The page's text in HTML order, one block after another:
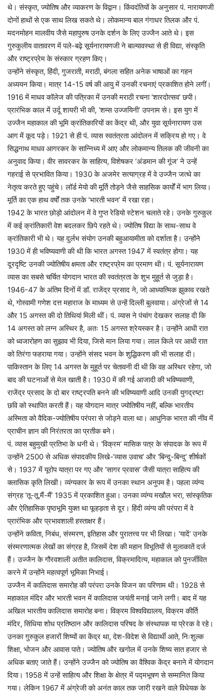
थे। संस्कृत, ज्योतिष और व्याकरण के विद्वान। किंवदंतियों के अनुसार पं. नारायणजी
दोनों हाथों से एक साथ लिख सकते थे। लोकमान्य बाल गंगाधर तिलक और पं.
मदनमोहन मालवीय जैसे महापुरुष उनके दर्शन के लिए उज्जैन आते थे। इस
गुरुकुलीय वातावरण में पले-बढ़े सूर्यनारायणजी ने बाल्यावस्था से ही विद्या, संस्कृति
और राष्ट्रप्रेम के संस्कार ग्रहण किए।
उन्होंने संस्कृत, हिंदी, गुजराती, मराठी, बंगला सहित अनेक भाषाओं का गहन
अध्ययन किया। मात्र 14-15 वर्ष की आयु में उनकी रचनाएं प्रकाशित होने लगीं।
1916 में माधव कॉलेज की पत्रिका में उनकी मराठी रचना ‘शारदोत्सव’ छपी।
प्रारंभिक काल में उर्दू शायरी भी की, ‘शम्स उज्जयिनी’ उपनाम से। इस युग में
उज्जैन महाकाल की भूमि क्रांतिकारियों का केंद्र थी, और युवा सूर्यनारायण उस
आग में कूद पड़े। 1921 से ही पं. व्यास स्वतंत्रता आंदोलन में सक्रिय हो गए। वे
सिद्धनाथ माधव आगरकर के सान्निध्य में आए और लोकमान्य तिलक की जीवनी का
अनुवाद किया। वीर सावरकर के साहित्य, विशेषकर ‘अंडमान की गूंज’ ने उन्हें
गहराई से प्रभावित किया। 1930 के अजमेर सत्याग्रह में वे उज्जैन जत्थे का
नेतृत्व करते हुए पहुंचे। लॉर्ड मेयो की मूर्ति तोड़ने जैसे साहसिक कार्यों में भाग लिया।
मूर्ति का एक हाथ वर्षों तक उनके ‘भारती भवन’ में रखा रहा।
1942 के भारत छोड़ो आंदोलन में वे गुप्त रेडियो स्टेशन चलाते रहे। उनके गुरुकुल
में कई क्रांतिकारी वेश बदलकर छिपे रहते थे। ज्योतिष विद्या के साथ-साथ वे
क्रांतिकारी भी थे। यह दुर्लभ संयोग उनकी बहुआयामीता को दर्शाता है। उन्होंने
1930 में ही भविष्यवाणी की थी कि भारत अगस्त 1947 में स्वतंत्र होगा। यह
दूरदृष्टि उनकी ज्योतिषीय क्षमता और राष्ट्रप्रेम का प्रमाण थी। पं. सूर्यनारायण
व्यास का सबसे चर्चित योगदान भारत की स्वतंत्रता के शुभ मुहूर्त से जुड़ा है।
1946-47 के अंतिम दिनों में डॉ. राजेंद्र प्रसाद ने, जो आध्यात्मिक झुकाव रखते
थे, गोस्वामी गणेश दत्त महाराज के माध्यम से उन्हें दिल्ली बुलवाया। अंग्रेजों से 14
और 15 अगस्त की दो तिथियां मिली थीं। पं. व्यास ने पंचांग देखकर सलाह दी कि
14 अगस्त को लग्न अस्थिर है, अतः 15 अगस्त श्रेयस्कर है। उन्होंने आधी रात
को ध्वजारोहण का सुझाव भी दिया, जिसे मान लिया गया। लाल किले पर आधी रात
को तिरंगा फहराया गया। उन्होंने संसद भवन के शुद्धिकरण की भी सलाह दी।
पाकिस्तान के लिए 14 अगस्त के मुहूर्त पर चेतावनी दी थी कि वह अस्थिर रहेगा, जो
बाद की घटनाओं से मेल खाती है। 1930 में की गई आजादी की भविष्यवाणी,
राजेंद्र प्रसाद के दो बार राष्ट्रपति बनने की भविष्यवाणी आदि उनकी युगद्रष्टा
छवि को स्थापित करती हैं। यह योगदान मात्र ज्योतिषीय नहीं, बल्कि भारतीय
अस्मिता को वैदिक-ज्योतिषीय परंपरा से जोड़ने वाला था। आधुनिक भारत की नींव में
प्राचीन ज्ञान की निरंतरता का प्रतीक बने।
पं. व्यास बहुमुखी प्रतिभा के धनी थे। ‘विक्रम’ मासिक पत्र के संपादक के रूप में
उन्होंने 2500 से अधिक संपादकीय लिखे-‘व्यास उवाच’ और ‘बिन्दु-बिन्दु’ शीर्षकों
से। 1937 में यूरोप यात्रा पर गए और ‘सागर प्रवास’ जैसी यात्रा साहित्य की
क्लासिक कृति लिखी। व्यंग्यकार के रूप में उनका स्थान अनुपम है। पहला व्यंग्य
संग्रह ‘तू-तू,मैं-मैं’ 1935 में प्रकाशित हुआ। उनका व्यंग्य मखौल भरा, सांस्कृतिक
और ऐतिहासिक पृष्ठभूमि युक्त था फूहड़ता से दूर। हिंदी व्यंग्य की परंपरा में वे
प्रारंभिक और प्रभावशाली हस्ताक्षर हैं।
उन्होंने कविता, निबंध, संस्मरण, इतिहास और पुरातत्त्व पर भी लिखा। ‘यादें’ उनके
संस्मरणात्मक लेखों का संग्रह है, जिसमें देश की महान विभूतियों से मुलाकातें दर्ज
हैं। उज्जैन के गौरवशाली अतीत कालिदास, विक्रमादित्य, महाकाल को पुनर्जीवित
करने में उन्होंने महत्वपूर्ण भूमिका निभाई।
उज्जैन में कालिदास समारोह की परंपरा उनके विजन का परिणाम थी। 1928 से
महाकाल मंदिर और भारती भवन में कालिदास जयंती मनाई जाने लगी। बाद में यह
अखिल भारतीय कालिदास समारोह बना। विक्रम विश्वविद्यालय, विक्रम कीर्ति
मंदिर, सिंधिया शोध प्रतिष्ठान और कालिदास परिषद के संस्थापक या प्रेरक वे रहे।
उनका गुरुकुल हजारों शिष्यों का केंद्र था, देश-विदेश से विद्यार्थी आते, निःशुल्क
शिक्षा, भोजन और आवास पाते। ज्योतिष और खगोल में उनके शिष्य सात हजार से
अधिक बताए जाते हैं। उन्होंने उज्जैन को ज्योतिष का वैश्विक केंद्र बनाने में योगदान
दिया। 1958 में उन्हें साहित्य और शिक्षा के क्षेत्र में पद्मभूषण से सम्मानित किया
गया। लेकिन 1967 में अंग्रेजी को अनंत काल तक जारी रखने वाले विधेयक के